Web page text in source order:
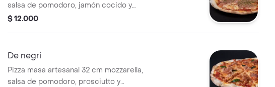
salsa de pomodoro, jamón cocido y
orégano.
$ 12.000
De negri
Pizza masa artesanal 32 cm mozzarella,
salsa de pomodoro, prosciutto y